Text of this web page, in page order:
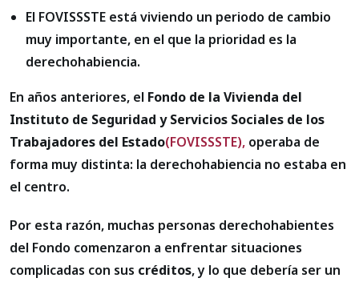
El FOVISSSTE está viviendo un periodo de cambio
muy importante, en el que la prioridad es la
derechohabiencia.
En años anteriores, el Fondo de la Vivienda del
Instituto de Seguridad y Servicios Sociales de los
Trabajadores del Estado(FOVISSSTE), operaba de
forma muy distinta: la derechohabiencia no estaba en
el centro.
Por esta razón, muchas personas derechohabientes
del Fondo comenzaron a enfrentar situaciones
complicadas con sus créditos, y lo que debería ser un